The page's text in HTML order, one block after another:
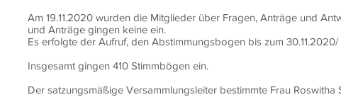
Am 19.11.2020 wurden die Mitglieder über Fragen, Anträge und
und Anträge gingen keine ein.
Es erfolgte der Aufruf, den Abstimmungsbogen bis zum
Insgesamt gingen 410 Stimmbögen ein.
Der satzungsmäßige Versammlungsleiter bestimmte Frau